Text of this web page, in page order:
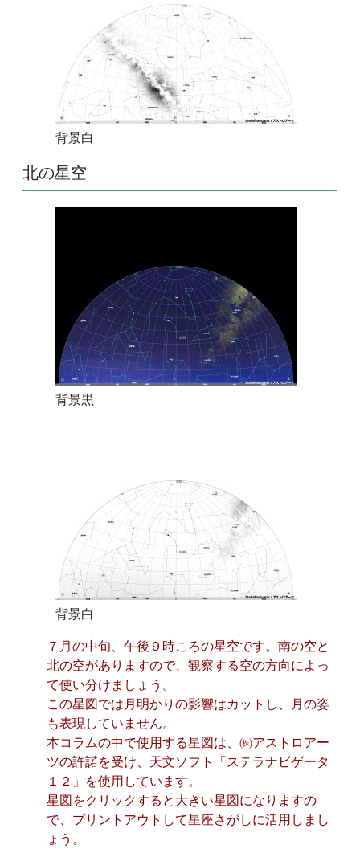
背景白
北の星空
背景黒
背景白
７月の中旬、午後９時ころの星空です。南の空と
北の空がありますので、観察する空の方向によっ
て使い分けましょう。
この星図では月明かりの影響はカットし、月の姿
も表現していません。
本コラムの中で使用する星図は、㈱アストロアー
ツの許諾を受け、天文ソフト「ステラナビゲータ
１２」を使用しています。
星図をクリックすると大きい星図になりますの
で、プリントアウトして星座さがしに活用しまし
ょう。